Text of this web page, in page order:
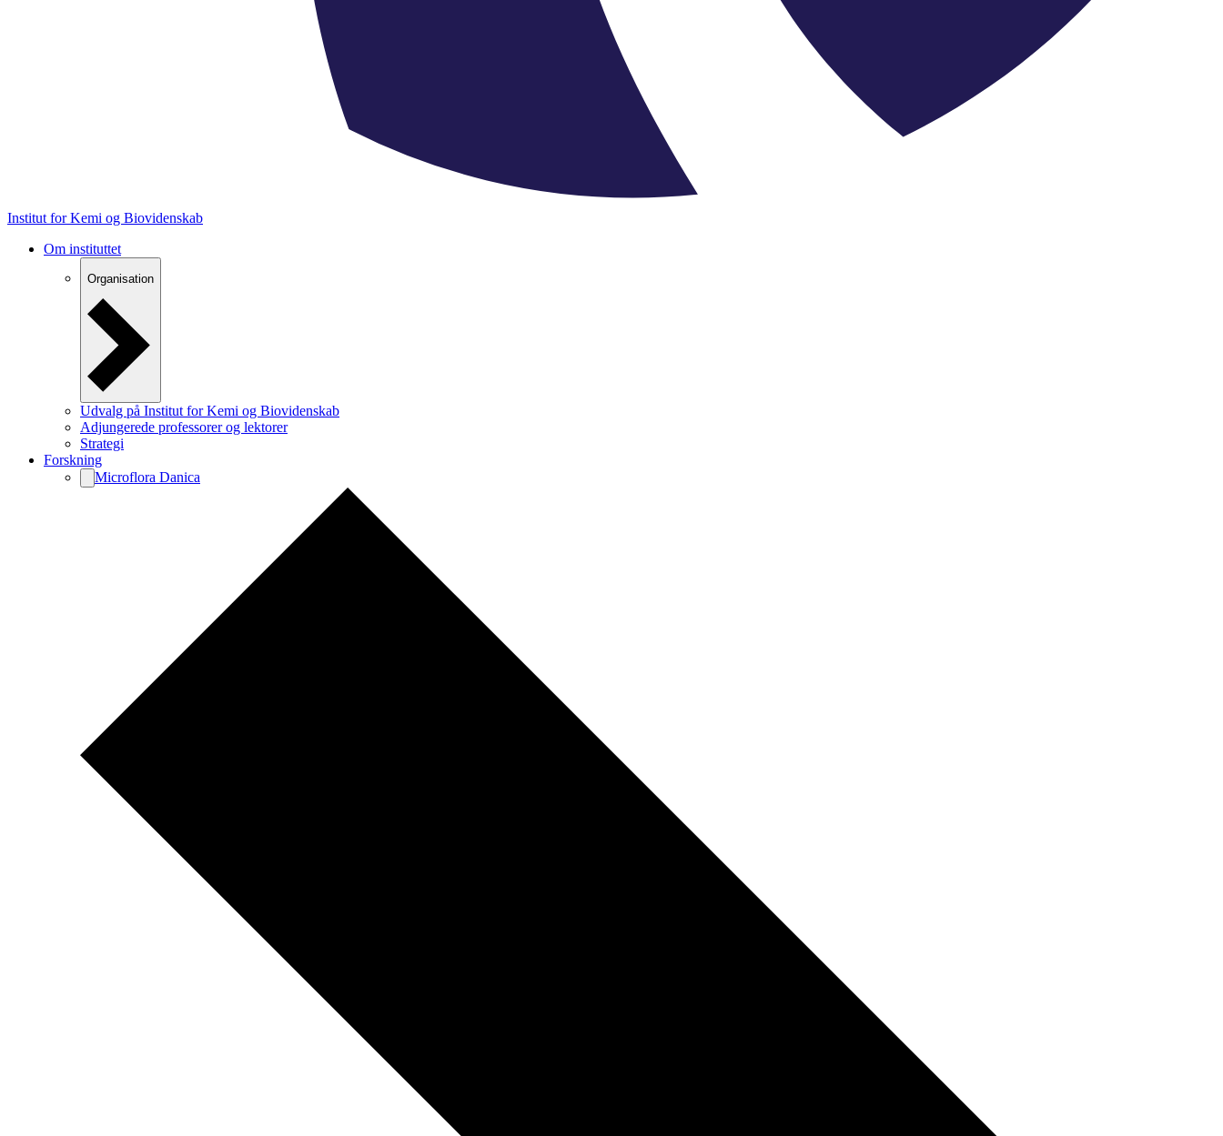
Institut for Kemi og Biovidenskab
Om instituttet
Organisation
Udvalg på Institut for Kemi og Biovidenskab
Adjungerede professorer og lektorer
Strategi
Forskning
Microflora Danica